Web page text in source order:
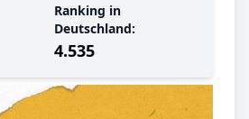
Ranking in
Deutschland:
4.535